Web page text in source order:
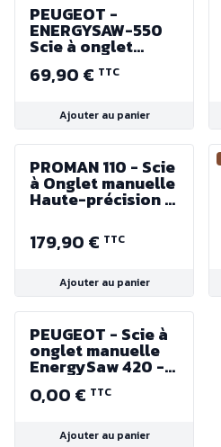
PEUGEOT -
ENERGYSAW-550
Scie à onglet
manuelle 3 sec -
550mm avec
et table ABS
69,90 € TTC
Ajouter au panier
PROMAN 110 - Scie
à Onglet manuelle
Haute-précision -
Hauteur de coupe
110 mm
179,90 € TTC
Ajouter au panier
PEUGEOT - Scie à
onglet manuelle
EnergySaw 420 -
420mm
0,00 € TTC
Ajouter au panier